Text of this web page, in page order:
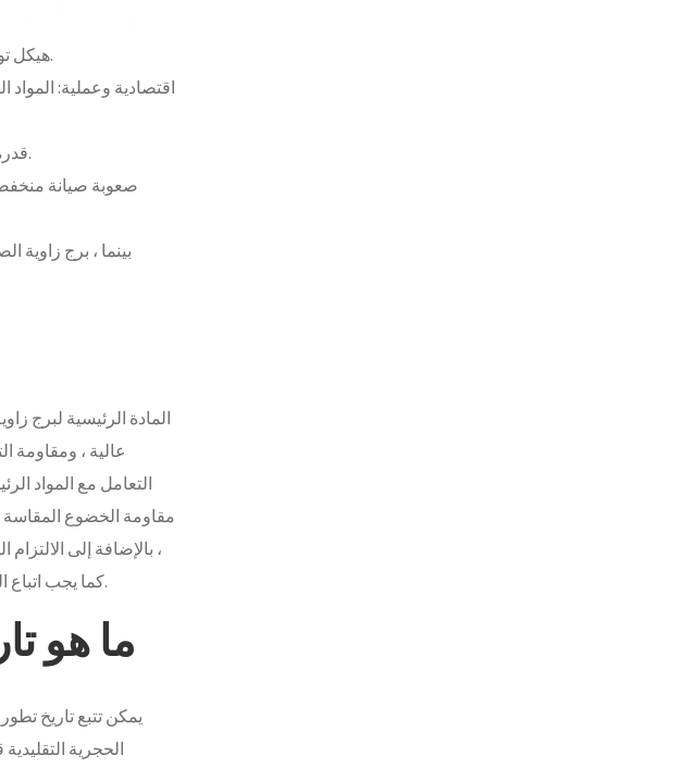
1. هيكل توصيل بسيط: هيكل توصيل برج زاوية الصلب بسيط نسبيًا ، مما يجعل من السهل تركيبه وصيانته.
3. قدرة حمل قوية: يمكن لبرج زاوية الصلب دعم عدد كبير من أجهزة الهوائي ، وإظهارقدرة حمل قوية.
بينما ، برج زاوية
المادة الرئيسية لبرج
التعامل مع المواد
مقاومة الخضوع المقاسة
، بالإضافة إلى
ببناء وقبول الهياكل الفولاذية الهندسية ، والشروط الفنية لأبراج المايكروويف: YD/، كما يجب اتباع الشروط الفنية.
ما هو
يمكن تتبع تاريخ
الحجرية